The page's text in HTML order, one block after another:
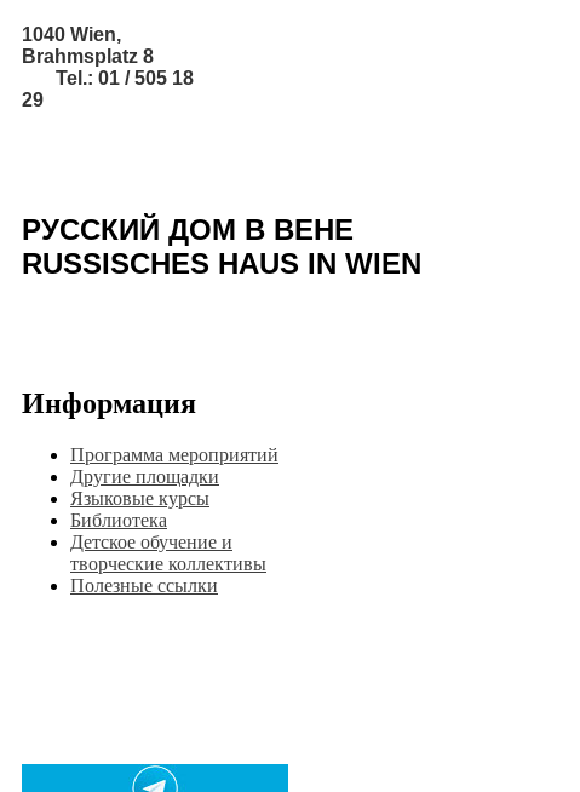
1040 Wien,
Brahmsplatz 8
Tel.: 01 / 505 18
29
РУССКИЙ ДОМ В ВЕНЕ
RUSSISCHES HAUS IN WIEN
Информация
Программа мероприятий
Другие площадки
Языковые курсы
Библиотека
Детское обучение и
творческие коллективы
Полезные ссылки